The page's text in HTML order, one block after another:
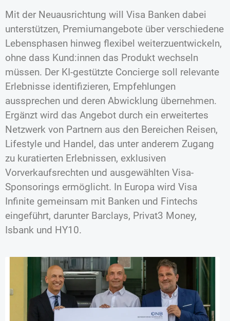
Mit der Neuausrichtung will Visa Banken dabei
unterstützen, Premiumangebote über verschiedene
Lebensphasen hinweg flexibel weiterzuentwickeln,
ohne dass Kund:innen das Produkt wechseln
müssen. Der KI-gestützte Concierge soll relevante
Erlebnisse identifizieren, Empfehlungen
aussprechen und deren Abwicklung übernehmen.
Ergänzt wird das Angebot durch ein erweitertes
Netzwerk von Partnern aus den Bereichen Reisen,
Lifestyle und Handel, das unter anderem Zugang
zu kuratierten Erlebnissen, exklusiven
Vorverkaufsrechten und ausgewählten Visa-
Sponsorings ermöglicht. In Europa wird Visa
Infinite gemeinsam mit Banken und Fintechs
eingeführt, darunter Barclays, Privat3 Money,
Isbank und HY10.